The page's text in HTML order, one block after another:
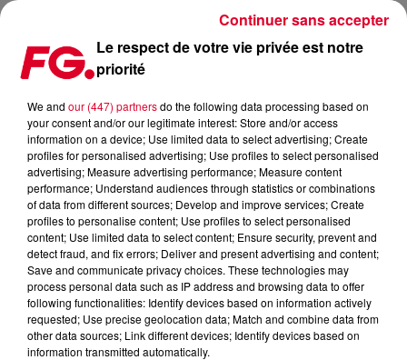
FG MIX : MARTIN GARRIX
Le respect de votre vie privée est notre
priorité
We and our (447) partnersdo the following data processing based on
your consent and/or our legitimate interest: Store and/or access
information on a device; Use limited data to select advertising; Create
profiles for personalised advertising; Use profiles to select personalised
advertising; Measure advertising performance; Measure content
performance; Understand audiences through statistics or combinations
of data from different sources; Develop and improve services; Create
profiles to personalise content; Use profiles to select personalised
content; Use limited data to select content; Ensure security, prevent and
detect fraud, and fix errors; Deliver and present advertising and content;
Save and communicate privacy choices. These technologies may
process personal data such as IP address and browsing data to offer
following functionalities: Identify devices based on information actively
requested; Use precise geolocation data; Match and combine data from
other data sources; Link different devices; Identify devices based on
information transmitted automatically.
Continuer sans accepter